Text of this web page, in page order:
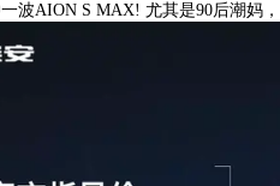
波AION S MAX! 尤其是90后潮妈